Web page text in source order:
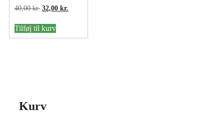
40,00kr. Den
pris
var:
40,00 kr..
32,00 kr.
32,00 kr..
Tilføj til kurv
Kurv